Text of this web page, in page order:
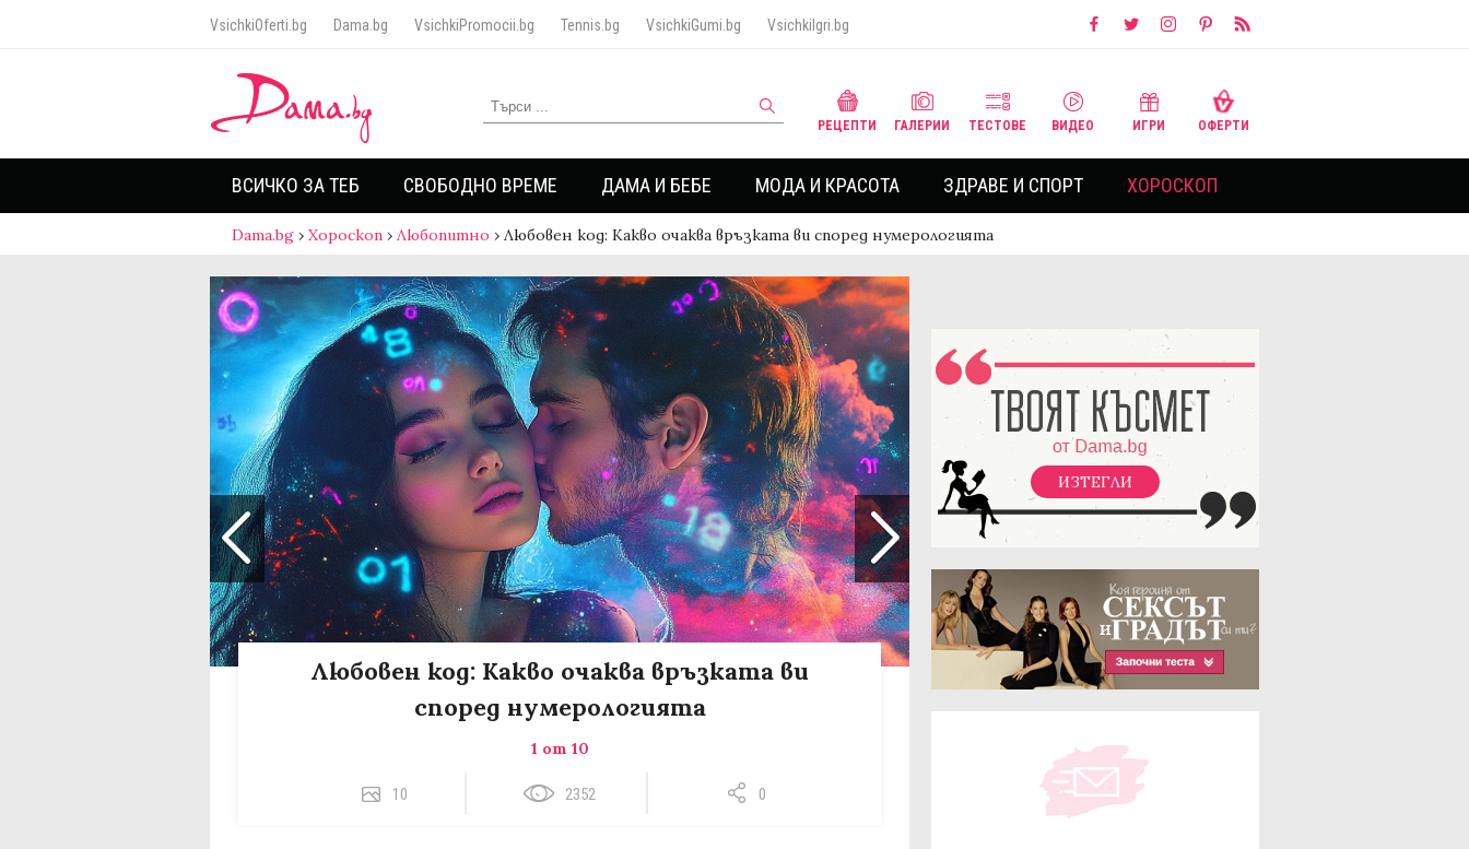
VsichkiOferti.bg Dama.bg VsichkiPromocii.bg Tennis.bg VsichkiGumi.bg VsichkiIgri.bg
РЕЦЕПТИ ГАЛЕРИИ ТЕСТОВЕ ВИДЕО ИГРИ ОФЕРТИ
ВСИЧКО ЗА ТЕБ СВОБОДНО ВРЕМЕ ДАМА И БЕБЕ МОДА И КРАСОТА ЗДРАВЕ И СПОРТ ХОРОСКОП
Dama.bg › Хороскоп › Любопитно › Любовен код: Какво очаква връзката ви според нумерологията
Любовен код: Какво очаква връзката ви
според нумерологията
1 от 10
10 2352 0
ИЗТЕГЛИ